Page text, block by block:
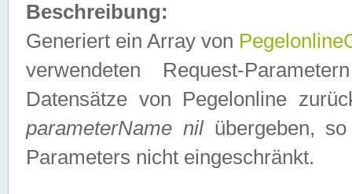
Beschreibung:
Generiert ein Array von
verwendeten Request-
Datensätze von Pegelonline
parameterName nilübergeben, so
Parameters nicht eingeschränkt.